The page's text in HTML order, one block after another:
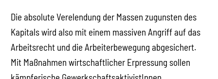
Die absolute Verelendung der Massen zugunsten des
Kapitals wird also mit einem massiven Angriff auf das
Arbeitsrecht und die Arbeiterbewegung abgesichert.
Mit Maßnahmen wirtschaftlicher Erpressung sollen